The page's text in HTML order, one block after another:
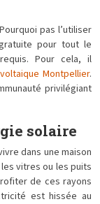
pas l’utiliser
pour tout le
Pour cela, il
Montpellier.
privilégiant
solaire
dans une maison
vitres ou les puits
de ces rayons
est hissée au